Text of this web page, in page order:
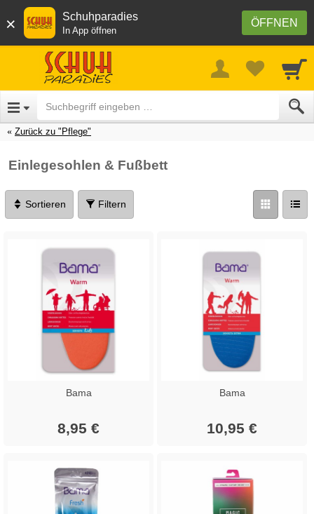
× ÖFFNEN
Schuhparadies
In App öffnen
Zurück zu "Pflege"
Einlegesohlen & Fußbett
Sortieren Filtern
Bama
8,95 €
Bama
10,95 €